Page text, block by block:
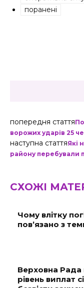
поранені
попередня стаття
ворожих ударів 25
наступна статтяЯкі
району перебували
СХОЖІ
Чому влітку
пов’язано з
Верховна Рада
рівень виплат